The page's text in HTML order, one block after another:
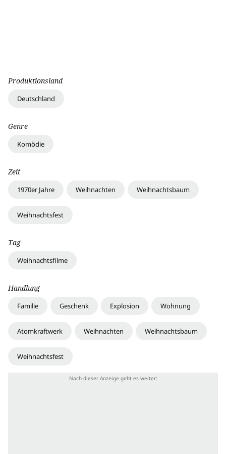
Produktionsland
Deutschland
Genre
Komödie
Zeit
1970er Jahre Weihnachten Weihnachtsbaum
Weihnachtsfest
Tag
Weihnachtsfilme
Handlung
Familie Geschenk Explosion Wohnung
Atomkraftwerk Weihnachten Weihnachtsbaum
Weihnachtsfest